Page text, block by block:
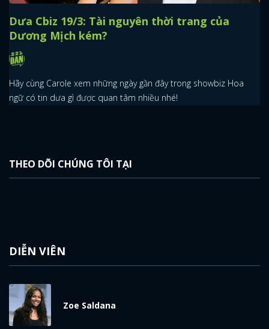
Dưa Cbiz 19/3: Tài nguyên thời trang của
Dương Mịch kém?
Hãy cùng Carole xem những ngày gần đây trong showbiz Hoa
ngữ có tin dưa gì được quan tâm nhiều nhé!
THEO DÕI CHÚNG TÔI TẠI
DIỄN VIÊN
Zoe Saldana